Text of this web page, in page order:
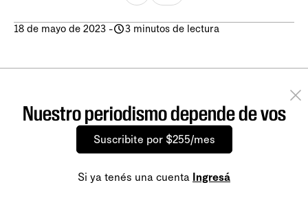
18 de mayo de 2023 - 3 minutos de lectura
Nuestro periodismo depende de vos
Suscribite por $255/mes
Si ya tenés una cuenta Ingresá